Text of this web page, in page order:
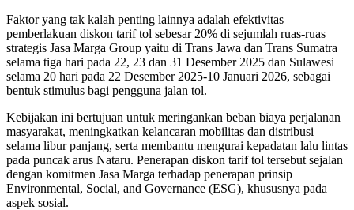
Faktor yang tak kalah penting lainnya adalah efektivitas
pemberlakuan diskon tarif tol sebesar 20% di sejumlah ruas-ruas
strategis Jasa Marga Group yaitu di Trans Jawa dan Trans Sumatra
selama tiga hari pada 22, 23 dan 31 Desember 2025 dan Sulawesi
selama 20 hari pada 22 Desember 2025-10 Januari 2026, sebagai
bentuk stimulus bagi pengguna jalan tol.
Kebijakan ini bertujuan untuk meringankan beban biaya perjalanan
masyarakat, meningkatkan kelancaran mobilitas dan distribusi
selama libur panjang, serta membantu mengurai kepadatan lalu lintas
pada puncak arus Nataru. Penerapan diskon tarif tol tersebut sejalan
dengan komitmen Jasa Marga terhadap penerapan prinsip
Environmental, Social, and Governance (ESG), khususnya pada
aspek sosial.